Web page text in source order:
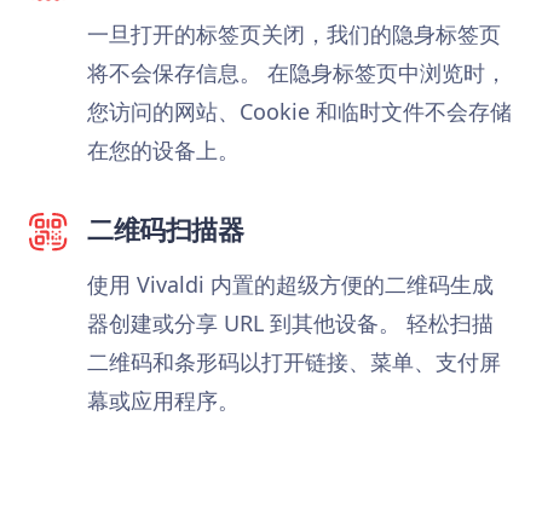
一旦打开的标签页关闭，我们的隐身标签页
将不会保存信息。 在隐身标签页中浏览时，
您访问的网站、Cookie 和临时文件不会存储
在您的设备上。
二维码扫描器
使用 Vivaldi 内置的超级方便的二维码生成
器创建或分享 URL 到其他设备。 轻松扫描
二维码和条形码以打开链接、菜单、支付屏
幕或应用程序。